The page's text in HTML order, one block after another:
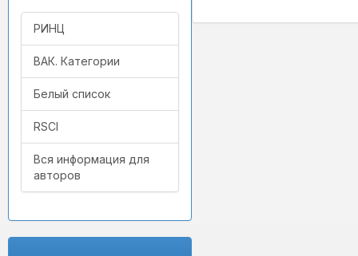
РИНЦ
ВАК. Категории
Белый список
RSCI
Вся информация для
авторов